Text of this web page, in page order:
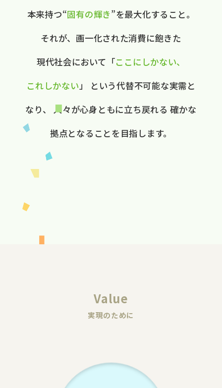
本来持つ“固有の​輝き”を​最大化する​こと。
それが、​画一化された​消費に​飽きた​
現代社会に​おいて ​「ここに​しかない、​
これしかない 」
と​いう​代替不可能な​実需と​
なり、
人々が​心身ともに​立ち戻れる 確かな​
拠点と​なる​ことを​目指します。​
Value
実現のために